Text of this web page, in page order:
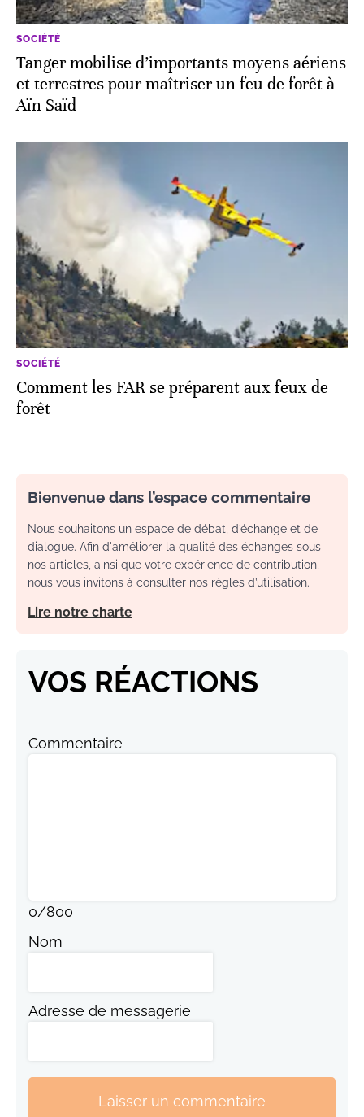
SOCIÉTÉ
Tanger mobilise d’importants moyens aériens
et terrestres pour maîtriser un feu de forêt à
Aïn Saïd
SOCIÉTÉ
Comment les FAR se préparent aux feux de
forêt
Bienvenue dans l’espace commentaire
Nous souhaitons un espace de débat, d’échange et de
dialogue. Afin d'améliorer la qualité des échanges sous
nos articles, ainsi que votre expérience de contribution,
nous vous invitons à consulter nos règles d’utilisation.
Lire notre charte
VOS RÉACTIONS
Commentaire
0/800
Nom
Adresse de messagerie
Laisser un commentaire